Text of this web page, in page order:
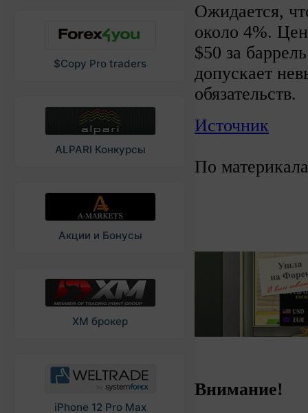
$Copy Pro traders
ALPARI Конкурсы
Акции и Бонусы
XM брокер
iPhone 12 Pro Max
Ожидается,
около 4%.
$50 за
допускает
обязательств.
Источник
По
Внимание!